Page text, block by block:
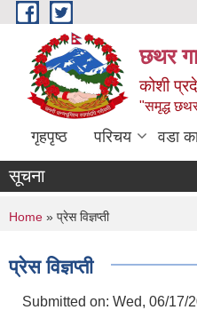
Skip to main content
छथर
कोशी
"समृद्ध छथर
गृहपृष्ठ परिचय वडा
सूचना
You are here
Home » प्रेस विज्ञप्ती
प्रेस विज्ञप्ती
Submitted on: Wed, 06/17/